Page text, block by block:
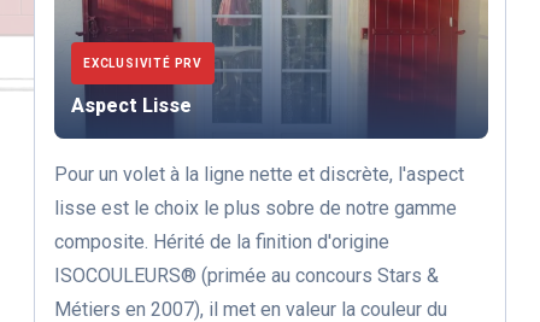
EXCLUSIVITÉ PRV
Aspect Lisse
Pour un volet à la ligne nette et discrète, l'aspect
lisse est le choix le plus sobre de notre gamme
composite. Hérité de la finition d'origine
ISOCOULEURS® (primée au concours Stars &
Métiers en 2007), il met en valeur la couleur du